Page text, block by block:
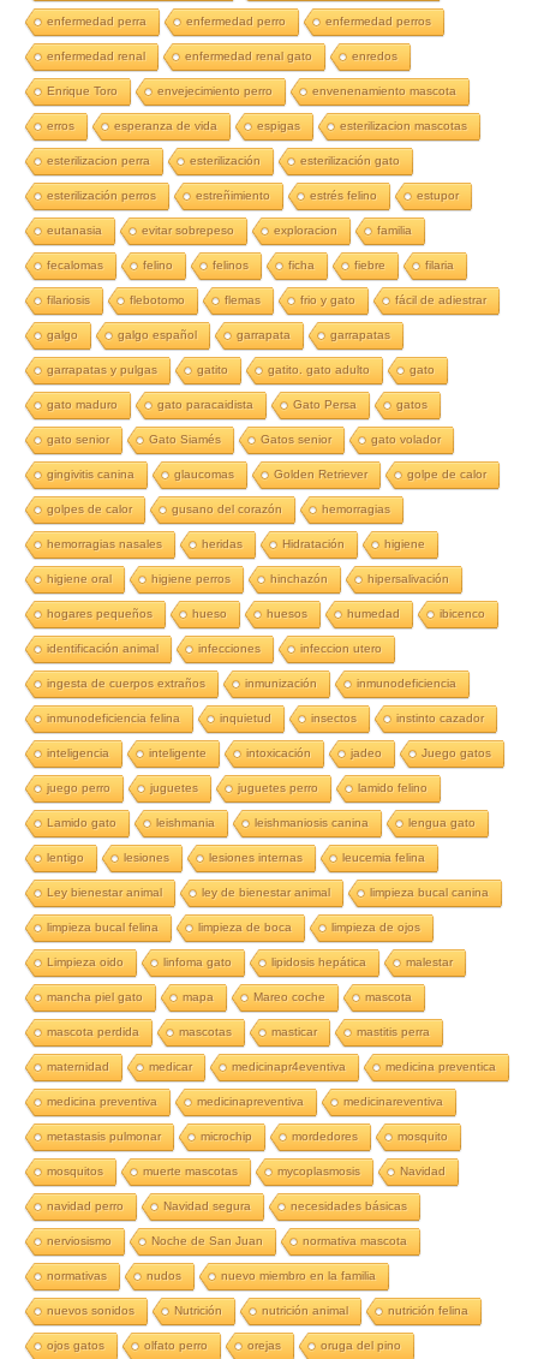
enfermedad perra enfermedad perro enfermedad perros
enfermedad renal enfermedad renal gato enredos
Enrique Toro envejecimiento perro envenenamiento mascota
erros esperanza de vida espigas esterilizacion mascotas
esterilizacion perra esterilización esterilización gato
esterilización perros estreñimiento estrés felino estupor
eutanasia evitar sobrepeso exploracion familia
fecalomas felino felinos ficha fiebre filaria
filariosis flebotomo flemas frio y gato fácil de adiestrar
galgo galgo español garrapata garrapatas
garrapatas y pulgas gatito gatito. gato adulto gato
gato maduro gato paracaidista Gato Persa gatos
gato senior Gato Siamés Gatos senior gato volador
gingivitis canina glaucomas Golden Retriever golpe de calor
golpes de calor gusano del corazón hemorragias
hemorragias nasales heridas Hidratación higiene
higiene oral higiene perros hinchazón hipersalivación
hogares pequeños hueso huesos humedad ibicenco
identificación animal infecciones infeccion utero
ingesta de cuerpos extraños inmunización inmunodeficiencia
inmunodeficiencia felina inquietud insectos instinto cazador
inteligencia inteligente intoxicación jadeo Juego gatos
juego perro juguetes juguetes perro lamido felino
Lamido gato leishmania leishmaniosis canina lengua gato
lentigo lesiones lesiones internas leucemia felina
Ley bienestar animal ley de bienestar animal limpieza bucal canina
limpieza bucal felina limpieza de boca limpieza de ojos
Limpieza oido linfoma gato lipidosis hepática malestar
mancha piel gato mapa Mareo coche mascota
mascota perdida mascotas masticar mastitis perra
maternidad medicar medicinapr4eventiva medicina preventica
medicina preventiva medicinapreventiva medicinareventiva
metastasis pulmonar microchip mordedores mosquito
mosquitos muerte mascotas mycoplasmosis Navidad
navidad perro Navidad segura necesidades básicas
nerviosismo Noche de San Juan normativa mascota
normativas nudos nuevo miembro en la familia
nuevos sonidos Nutrición nutrición animal nutrición felina
ojos gatos olfato perro orejas oruga del pino